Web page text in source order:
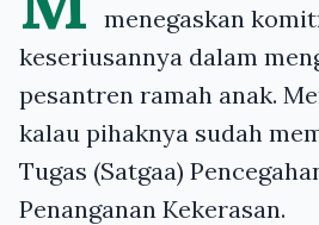
menegaskan
keseriusannya dalam
pesantren ramah anak.
kalau pihaknya sudah
Tugas (Satgaa)
Penanganan Kekerasan.